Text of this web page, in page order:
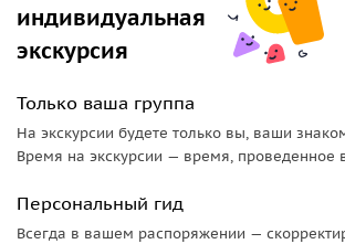
индивидуальная
экскурсия
Только ваша группа
На экскурсии будете только вы, ваши
Время на экскурсии — время, проведенное
Персональный гид
Всегда в вашем распоряжении —